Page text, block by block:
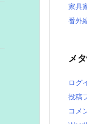
家具
番外
メ
ログ
投稿
コメ